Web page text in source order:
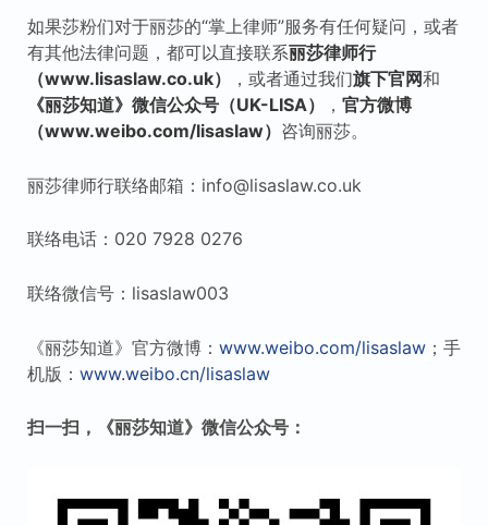
如果莎粉们对于丽莎的“掌上律师”服务有任何疑问，或者
有其他法律问题，都可以直接联系丽莎律师行
（www.lisaslaw.co.uk）
，或者通过我们旗下官网和
《丽莎知道》微信公众号（UK-LISA）
， 官方微博
（www.weibo.com/lisaslaw） 咨询丽莎。
丽莎律师行联络邮箱：info@lisaslaw.co.uk
联络电话：020 7928 0276
联络微信号：lisaslaw003
《丽莎知道》官方微博： www.weibo.com/lisaslaw；手
机版： www.weibo.cn/lisaslaw
扫一扫，《丽莎知道》微信公众号：